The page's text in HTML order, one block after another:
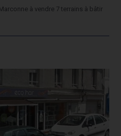
à vendre 7 terrains à bâtir